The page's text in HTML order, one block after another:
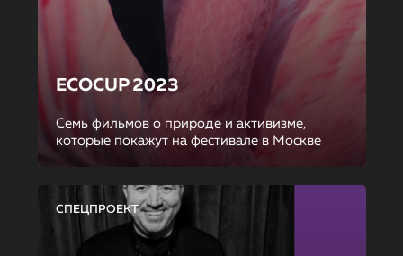
ECOCUP 2023
Семь фильмов о природе и активизме,
которые покажут на фестивале в Москве
СПЕЦПРОЕКТ